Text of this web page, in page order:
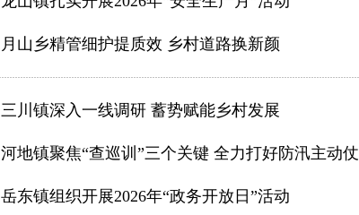
月山乡精管细护提质效 乡村道路换新颜
三川镇深入一线调研 蓄势赋能乡村发展
河地镇聚焦“查巡训”三个关键 全力打好防汛主动仗
岳东镇组织开展2026年“政务开放日”活动